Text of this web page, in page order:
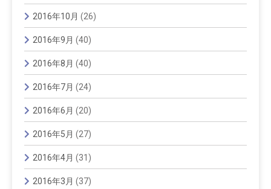
2016年10月 (26)
2016年9月 (40)
2016年8月 (40)
2016年7月 (24)
2016年6月 (20)
2016年5月 (27)
2016年4月 (31)
2016年3月 (37)